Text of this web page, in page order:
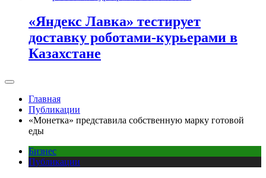
«Яндекс Лавка» тестирует
доставку роботами-курьерами в
Казахстане
Главная
Публикации
«Монетка» представила собственную марку готовой
еды
Бизнес
Публикации